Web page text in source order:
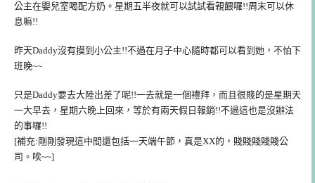
公主在嬰兒室喝配方奶。星期五半夜就可以試試看親餵囉!!周末可以休
息嘛!!
昨天Daddy沒有摸到小公主!!不過在月子中心隨時都可以看到她，不怕下
班晚~~
只是Daddy要去大陸出差了呢!!一去就是一個禮拜，而且很賤的是星期天
一大早去，星期六晚上回來，等於有兩天假日報銷!!不過這也是沒辦法
的事囉!!
[補充:剛剛發現這中間還包括一天端午節，真是XX的，賤賤賤賤賤公
司。唉~~]